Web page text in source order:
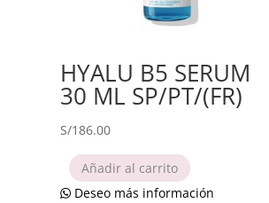
HYALU B5 SERUM
30 ML SP/PT/(FR)
S/186.00
Añadir al carrito
Deseo más información